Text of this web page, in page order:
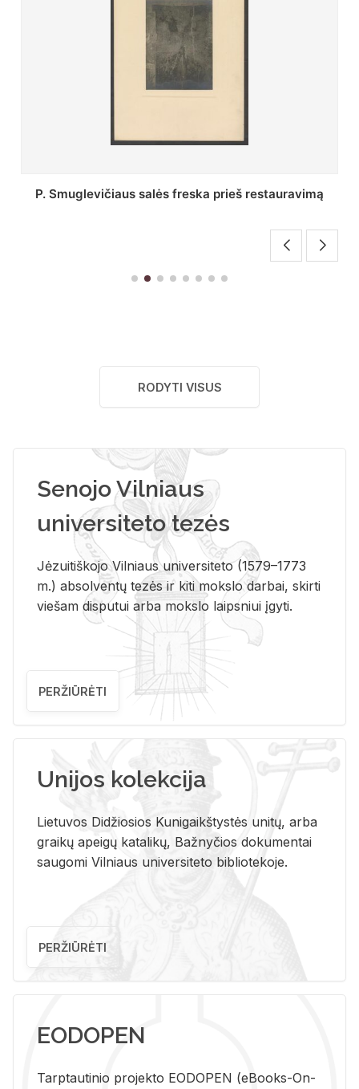
Stepono Batoro universiteto bibliotekos Profesorių
RODYTI VISUS
Senojo Vilniaus
universiteto tezės
Jėzuitiškojo Vilniaus universiteto (1579–1773
m.) absolventų tezės ir kiti mokslo darbai, skirti
viešam disputui arba mokslo laipsniui įgyti.
PERŽIŪRĖTI
Unijos kolekcija
Lietuvos Didžiosios Kunigaikštystės unitų, arba
graikų apeigų katalikų, Bažnyčios dokumentai
saugomi Vilniaus universiteto bibliotekoje.
PERŽIŪRĖTI
EODOPEN
Tarp­tau­ti­nio pro­jek­to EO­DO­PEN (eBo­oks-On-